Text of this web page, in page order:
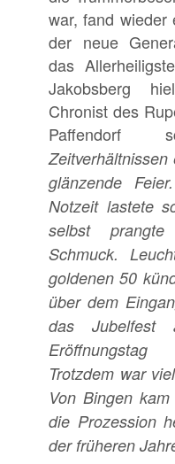
war, fand wieder
der neue
das
Jakobsberg
Chronist des
glänzende
Notzeit lastete
selbst
Schmuck.
goldenen 50
über dem
das
Trotzdem war
Von Bingen
die Prozession
der früheren